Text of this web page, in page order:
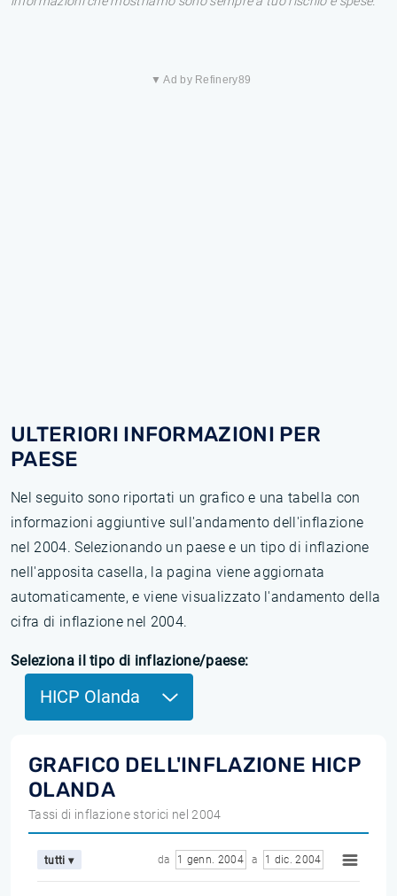
▼ Ad by Refinery89
ULTERIORI INFORMAZIONI PER
PAESE
Nel seguito sono riportati un grafico e una tabella con
informazioni aggiuntive sull'andamento dell'inflazione
nel 2004. Selezionando un paese e un tipo di inflazione
nell'apposita casella, la pagina viene aggiornata
automaticamente, e viene visualizzato l'andamento della
cifra di inflazione nel 2004.
Seleziona il tipo di inflazione/paese:
HICP Olanda
GRAFICO DELL'INFLAZIONE HICP
OLANDA
Tassi di inflazione storici nel 2004
tutti ▾ da 1 genn. 2004 a 1 dic. 2004